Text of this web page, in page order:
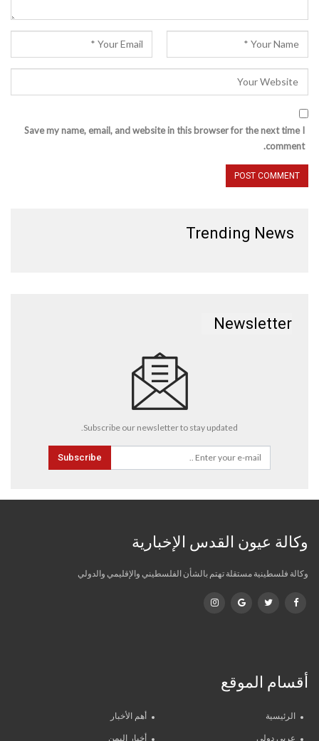
Save my name, email, and website in this browser for the next time I
comment.
Trending News
Newsletter
Subscribe our newsletter to stay updated.
Subscribe
وكالة عيون القدس الإخبارية
وكالة فلسطينية مستقلة تهتم بالشأن الفلسطيني والإقليمي والدولي
أقسام الموقع
الرئيسية أهم الأخبار
عربي دولي أخبار اليمن